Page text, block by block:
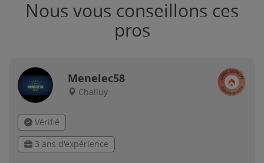
Nous vous conseillons ces
pros
Menelec58
Challuy
Vérifié
3 ans d'expérience